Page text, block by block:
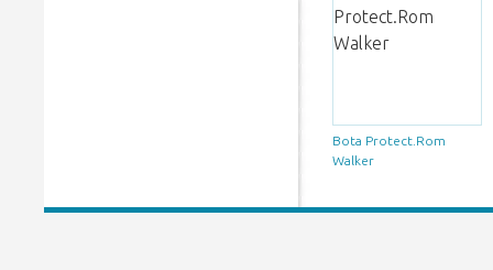
Bota Protect.Rom
Walker